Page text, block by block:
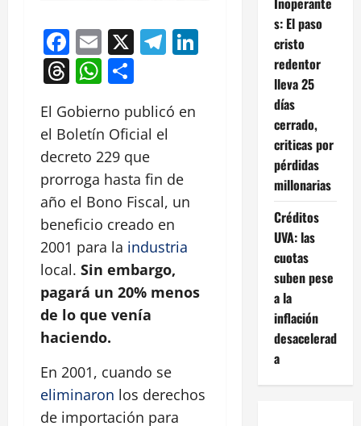
Facebook
Email
X Telegram
LinkedIn
Threads
WhatsApp
El Gobierno publicó en
el Boletín Oficial el
decreto 229 que
prorroga hasta fin de
año el Bono Fiscal, un
beneficio creado en
2001 para la industria
local. Sin embargo,
pagará un 20% menos
de lo que venía
haciendo.
En 2001, cuando se
eliminaron los derechos
de importación para
s: El paso
cristo
redentor
lleva 25
días
cerrado,
criticas por
pérdidas
millonarias
Créditos
UVA: las
cuotas
suben pese
a la
inflación
desacelerad
a